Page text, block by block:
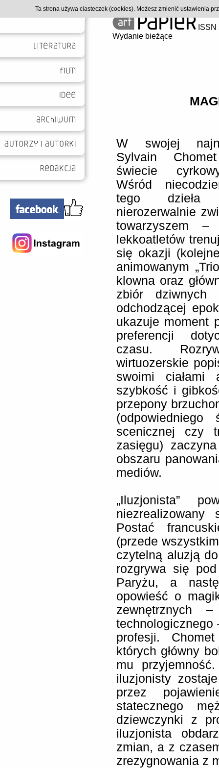
Wydanie bieżące
W swojej
Sylvain
świecie
Wśród
tego dzieła
nierozerwalnie
towarzyszem –
lekkoatletów
się okazji
animowanym
klowna oraz
zbiór dziwnych
odchodzącej
ukazuje moment
preferencji
czasu.
wirtuozerskie
swoimi ciałami
szybkość i
przepony
(odpowiedniego
scenicznej czy
zasięgu)
obszaru
mediów.
„Iluzjonista”
niezrealizowany
Postać
(przede
czytelną aluzją
rozgrywa się
Paryżu, a
opowieść o
zewnętrznych
technologicznego
profesji.
których główny
mu
iluzjonisty
przez
statecznego
dziewczynki z
iluzjonista
zmian, a z
zrezygnowania z
Ta strona używa ciasteczek (cookies). Możesz zmienić ustawienia